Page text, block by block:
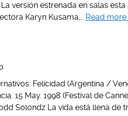
versión estrenada en salas
Karyn Kusama,… Read more
Felicidad (Argentina /
15 May. 1998 (Festival de
Solondz La vida está llena de